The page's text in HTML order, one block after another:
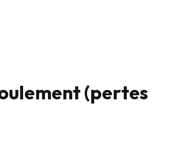
(pertes